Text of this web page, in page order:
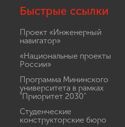
Быстрые ссылки
Проект «Инженерный
навигатор»
«Национальные проекты
России»
Программа Мининского
университета в рамках
"Приоритет 2030"
Студенческие
конструкторские бюро